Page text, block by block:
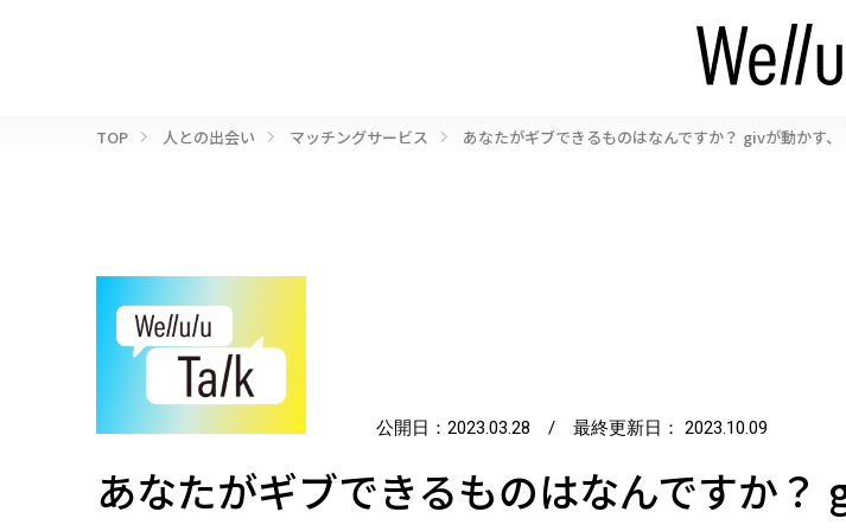
TOP 人との出会い マッチングサービス あなたがギブできるものはなんですか？ givが動かす
公開日：2023.03.28 / 最終更新日： 2023.10.09
あなたがギブできるものはなんですか